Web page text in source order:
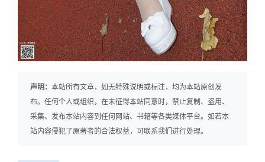
声明： 本站所有文章，如无特殊说明或标注，均为本站原创发
布。任何个人或组织，在未征得本站同意时，禁止复制、盗用、
采集、发布本站内容到任何网站、书籍等各类媒体平台。如若本
站内容侵犯了原著者的合法权益，可联系我们进行处理。